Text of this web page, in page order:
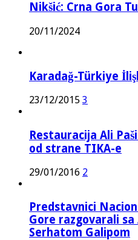
Nikšić: Crna Gora
20/11/2024
Karadağ-Türkiye
23/12/2015 3
Restauracija Ali
od strane TIKA-e
29/01/2016 2
Predstavnici
Gore razgovarali
Serhatom Galipom